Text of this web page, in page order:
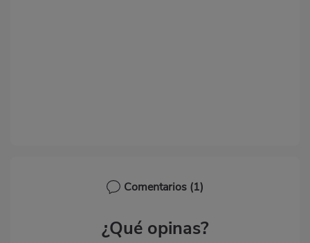
Comentarios (1)
¿Qué opinas?